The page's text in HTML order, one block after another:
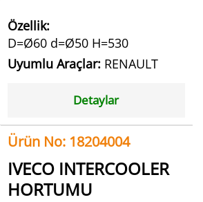
Özellik:
D=Ø60 d=Ø50 H=530
Uyumlu Araçlar: RENAULT
Detaylar
Ürün No: 18204004
IVECO INTERCOOLER
HORTUMU